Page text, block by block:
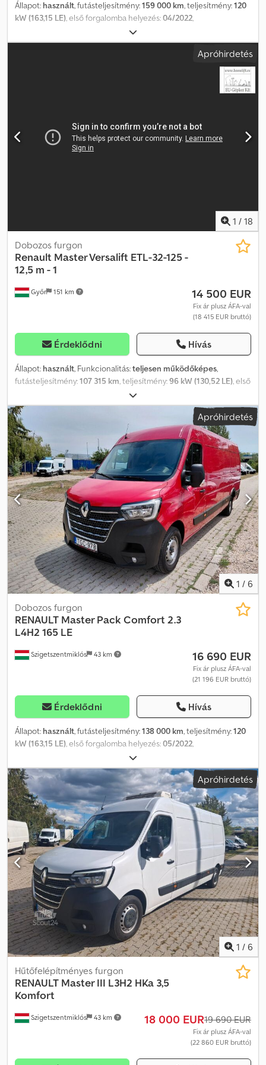
Állapot: használt, futásteljesítmény:159 000 km, teljesítmény:120
kW (163,15 LE), első forgalomba helyezés:04/2022,
, össztömeg:
(TÜV):04/2028, szín:piros, hajtástípus:mechanikai, kibocsátási
4 345 mm,
1 810 mm,
, Kérjük,
Bluetooth, multimédiás rendszer, multifunkciós kormánykerék,
elektromos tükrök és ablakok stb.
Apróhirdetés
1 / 18
Győr 151 km
Dobozos furgon
Renault Master Versalift ETL-32-125 -
12,5 m - 1
14 500 EUR
Fix ár plusz ÁFA-val
(18 415 EUR bruttó)
Érdeklődni Hívás
Állapot: használt, Funkcionalitás:teljesen működőképes,
futásteljesítmény:107 315 km , teljesítmény:96 kW (130,52 LE) , első
, üzemanyagtípus:
3 500 kg, gumiabroncs állapota:80 százalék, tengelyelrendezés:
4x2
, kibocsátási osztály:Euro
6, ülések száma: 2019, üzemórák:1 575 h,
Felszereltség:
ABS, szervokormány, Renault Master Versalift ETL-
32-125 - 12,5 m - 120 kg Munkamagasság: 12,5 m Futott kilométer:
107315 km Üzemóra: 1575 Gyártási év: 2019/12 Kibocsátási osztály:
EURO6 Teljesítmény: 96 kW Hengerűrtartalom: 2299 ccm Típus:
Hidraulikus munkaállvány, használt jármű Üzemanyag: Dízel
Megengedett össztömeg (GVW): 3500 kg Ülések száma: 3 Váltó:
Kézi váltó Készleten: Igen Csdpezab Uuefx Ankjrf Felszereltség:
ABS, szervokormány, tolatókamera Járműleírás: A gép jó
munkaképességű, a motor és a hidraulikarendszer nagyon tiszta
és jól működik. Az ár NETTÓ exportra értendő. Beszélünk: -
Angolul - Németül - Magyarul
Apróhirdetés
1 / 6
Szigetszentmiklós 43 km
Dobozos furgon
RENAULT Master Pack Comfort 2.3
L4H2 165 LE
16 690 EUR
Fix ár plusz ÁFA-val
(21 196 EUR bruttó)
Érdeklődni Hívás
Állapot: használt, futásteljesítmény:138 000 km, teljesítmény:120
kW (163,15 LE), első forgalomba helyezés:05/2022,
, össztömeg:
(TÜV):09/2027, szín:piros, hajtástípus:mechanikai, kibocsátási
osztály:Euro 6, ülések száma:3, raktér hossza:4 345 mm,
rakodótér szélesség:1 780 mm, raktérmagasság:1 810 mm,
Gyártási év:2022, Felszereltség:
ABS, elektronikus
stabilitásprogram (ESP), központi zár, légkondicionálás, Kérjük,
hívjon minket a WhatsUp/Viber alkalmazáson keresztül is! E-mail: A
főbb felszerelések közé tartozik: Bluetooth, multimédiás rendszer,
multifunkciós kormánykerék, elektromos tükrök és ablakok stb.
Cedpfxozmb Uyj Ankjrf
Apróhirdetés
1 / 6
Szigetszentmiklós 43 km
Hűtőfelépítményes furgon
RENAULT Master III L3H2 HKa 3,5
Komfort
18 000 EUR19 690 EUR
Fix ár plusz ÁFA-val
(22 860 EUR bruttó)